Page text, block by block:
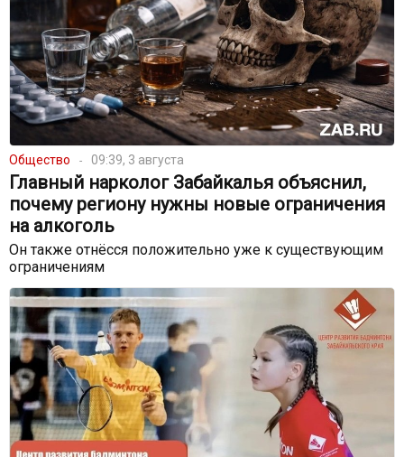
Общество 09:39, 3 августа
Главный нарколог Забайкалья объяснил,
почему региону нужны новые ограничения
на алкоголь
Он также отнёсся положительно уже к существующим
ограничениям